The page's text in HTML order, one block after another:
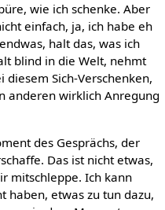
wie ich schenke. Aber
einfach, ja, ich habe eh
halt das, was ich
blind in die Welt, nehmt
Sich-Verschenken,
anderen wirklich Anregung
des Gesprächs, der
Das ist nicht etwas,
mitschleppe. Ich kann
haben, etwas zu tun dazu,